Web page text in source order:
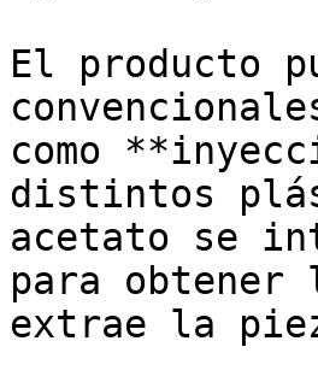
El producto
como
distintos
acetato se
para obtener
extrae la